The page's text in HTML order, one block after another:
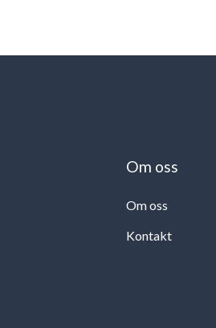
Om oss
Om oss
Kontakt